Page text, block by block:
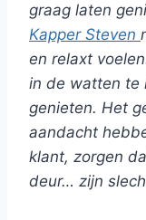
graag laten
Kapper Steven
en relaxt
in de watten te
genieten. Het
aandacht
klant, zorgen
deur… zijn